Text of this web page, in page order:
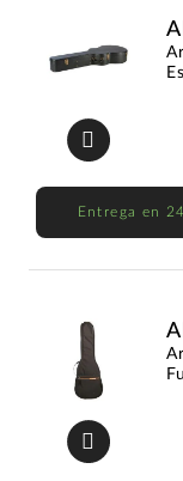
Entrega en